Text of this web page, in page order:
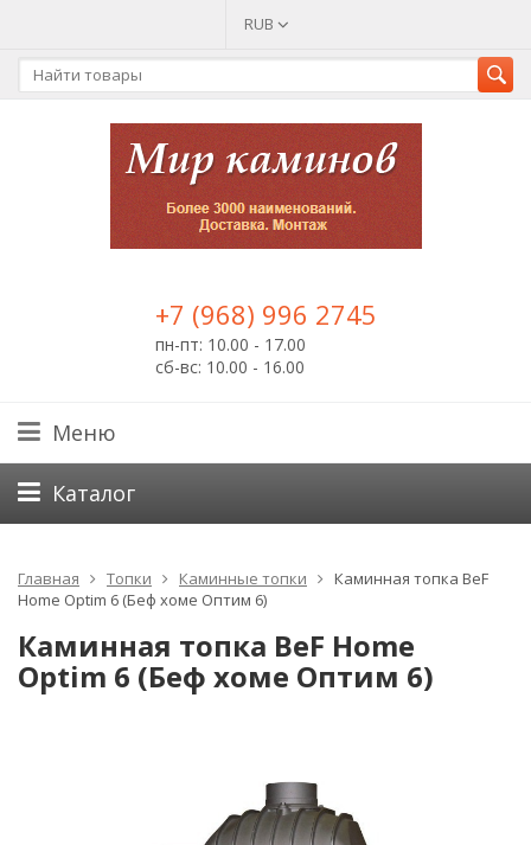
RUB
+7 (968) 996 2745
пн-пт: 10.00 - 17.00
сб-вс: 10.00 - 16.00
Меню
Каталог
Главная Топки Каминные топки
Каминная топка BeF
Home Optim 6 (Беф хоме Оптим 6)
Каминная топка BeF Home
Optim 6 (Беф хоме Оптим 6)